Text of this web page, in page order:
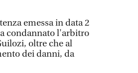
emessa in data 2
condannato l'arbitro
oltre che al
dei danni, da